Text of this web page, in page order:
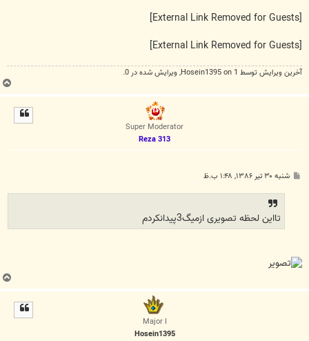
[External Link Removed for Guests]
[External Link Removed for Guests]
آخرین ويرايش توسط 1 on Hosein1395, ويرايش شده در 0.
Super Moderator
Reza 313
شنبه ۳۰ تیر ۱۳۸۶, ۱:۴۸ ب.ظ
تااین لحظه تصویری ازمیگ3پیدانکردم
Major I
Hosein1395